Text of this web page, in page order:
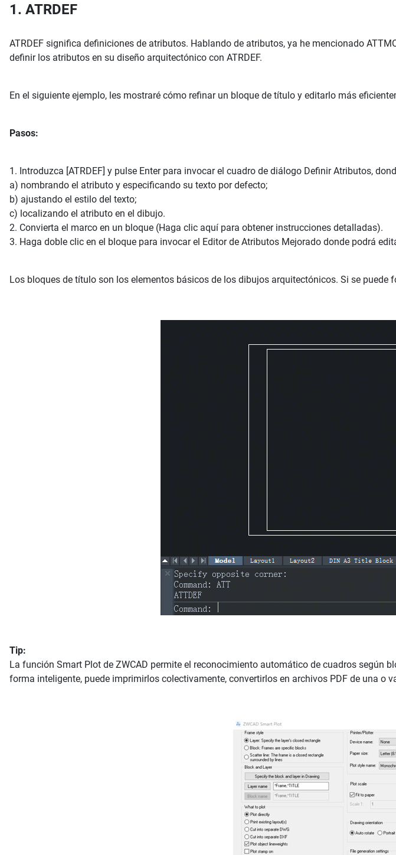
1. ATRDEF
ATRDEF significa definiciones de atributos. Hablando de atributos, ya he mencionado
definir los atributos en su diseño arquitectónico con ATRDEF.
En el siguiente ejemplo, les mostraré cómo refinar un bloque de título y editarlo más
Pasos:
1. Introduzca [ATRDEF] y pulse Enter para invocar el cuadro de diálogo Definir Atributos,
a) nombrando el atributo y especificando su texto por defecto;
b) ajustando el estilo del texto;
c) localizando el atributo en el dibujo.
2. Convierta el marco en un bloque (Haga clic aquí para obtener instrucciones detalladas).
3. Haga doble clic en el bloque para invocar el Editor de Atributos Mejorado donde podrá
Los bloques de título son los elementos básicos de los dibujos arquitectónicos. Si se
Tip:
La función Smart Plot de ZWCAD permite el reconocimiento automático de cuadros según
forma inteligente, puede imprimirlos colectivamente, convertirlos en archivos PDF de una o